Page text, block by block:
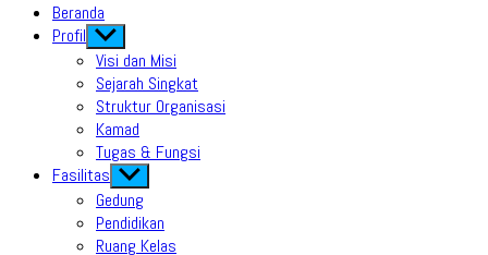
Beranda
Profil Show
sub
menu
Visi dan Misi
Sejarah Singkat
Struktur Organisasi
Kamad
Tugas & Fungsi
Fasilitas Show
sub
menu
Gedung
Pendidikan
Ruang Kelas